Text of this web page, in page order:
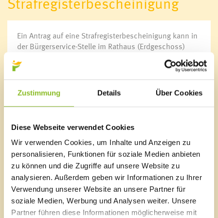
Zustimmung Details Über Cookies
Diese Webseite verwendet Cookies
Wir verwenden Cookies, um Inhalte und Anzeigen zu
personalisieren, Funktionen für soziale Medien anbieten
zu können und die Zugriffe auf unsere Website zu
analysieren. Außerdem geben wir Informationen zu Ihrer
Verwendung unserer Website an unsere Partner für
soziale Medien, Werbung und Analysen weiter. Unsere
Partner führen diese Informationen möglicherweise mit
Gemeindevertretung
Ausschüsse
Wahlen
Gemeindevertretungssitzungen
Öffnungszeiten
Sprechstunden
Veröffentlichungsportal
Informationsfreiheit
Online Amtstafel
Jobs & Karriere
Ein Antrag auf eine Strafregisterbescheinigung kann in
der Bürgerservice-Stelle im Rathaus (Erdgeschoss)
Lichtbildausweis beantragt werden.
Ein Auszug aus dem Strafregisteramt der
Bundespolizeidirektion Wien wird z.B. für
Einbürgerungen oder Anstellungen benötigt.
Für den Antrag auf Ausstellung einer
Strafregisterbescheinigung „Kinder- und
Jugendfürsorge“ oder „Pflege und Betreuung“ ist die
Beilage des Dienstgebers bzw. Organisation ausgefüllt
und unterschrieben im Original vorzulegen.
Kosten: